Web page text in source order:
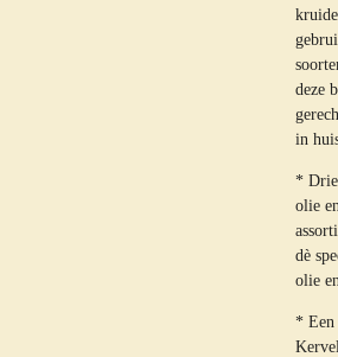
deze
in
* Drie
olie
dè
olie
* Een